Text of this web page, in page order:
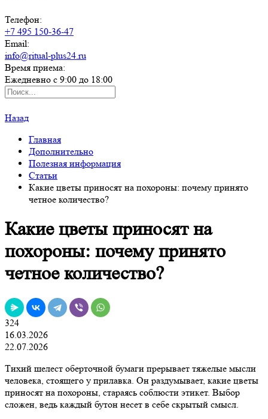
Телефон:
+7 495 150-36-47
Email:
info@ritual-plus24.ru
Время приема:
Ежедневно с 9:00 до 18:00
Назад
Главная
Дополнительно
Полезная информация
Статьи
Какие цветы приносят на похороны: почему принято
четное количество?
Какие цветы приносят на
похороны: почему принято
четное количество?
324
16.03.2026
22.07.2026
Тихий шелест оберточной бумаги прерывает тяжелые мысли
человека, стоящего у прилавка. Он раздумывает, какие цветы
приносят на похороны, стараясь соблюсти этикет. Выбор
сложен, ведь каждый бутон несет в себе скрытый смысл.